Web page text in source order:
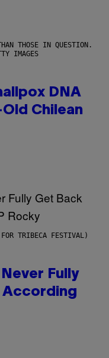
THOSE IN QUESTION.
IMAGES
DNA
Chilean
TRIBECA FESTIVAL)
Fully
According